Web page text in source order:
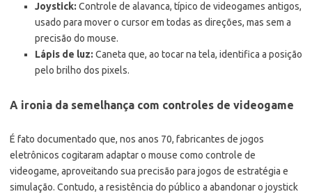
Joystick: Controle de alavanca, típico de videogames antigos,
usado para mover o cursor em todas as direções, mas sem a
precisão do mouse.
Lápis de luz: Caneta que, ao tocar na tela, identifica a posição
pelo brilho dos pixels.
A ironia da semelhança com controles de videogame
É fato documentado que, nos anos 70, fabricantes de jogos
eletrônicos cogitaram adaptar o mouse como controle de
videogame, aproveitando sua precisão para jogos de estratégia e
simulação. Contudo, a resistência do público a abandonar o joystick